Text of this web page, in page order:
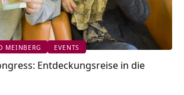
MEINBERG EVENTS
Entdeckungsreise in die